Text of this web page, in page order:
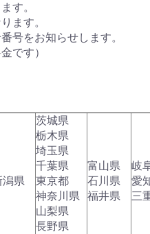
す。
ます。
号をお知らせします。
です）
潟県
茨城県
栃木県
埼玉県
千葉県
東京都
神奈川県
山梨県
長野県
富山県
石川県
福井県
岐
愛
三